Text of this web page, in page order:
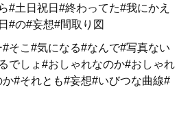
#土日祝日#終わってた#我にかえ
#の#妄想#間取り図
そこ#気になる#なんで#写真ない
でしょ#おしゃれなのか#おしゃれ
か#それとも#妄想#いびつな曲線#